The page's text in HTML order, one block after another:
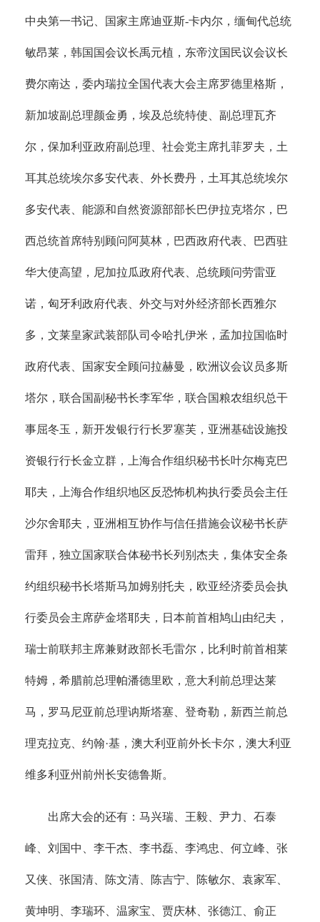
中央第一书记、国家主席迪亚斯-卡内尔，缅甸代总统
敏昂莱，韩国国会议长禹元植，东帝汶国民议会议长
费尔南达，委内瑞拉全国代表大会主席罗德里格斯，
新加坡副总理颜金勇，埃及总统特使、副总理瓦齐
尔，保加利亚政府副总理、社会党主席扎菲罗夫，土
耳其总统埃尔多安代表、外长费丹，土耳其总统埃尔
多安代表、能源和自然资源部部长巴伊拉克塔尔，巴
西总统首席特别顾问阿莫林，巴西政府代表、巴西驻
华大使高望，尼加拉瓜政府代表、总统顾问劳雷亚
诺，匈牙利政府代表、外交与对外经济部长西雅尔
多，文莱皇家武装部队司令哈扎伊米，孟加拉国临时
政府代表、国家安全顾问拉赫曼，欧洲议会议员多斯
塔尔，联合国副秘书长李军华，联合国粮农组织总干
事屈冬玉，新开发银行行长罗塞芙，亚洲基础设施投
资银行行长金立群，上海合作组织秘书长叶尔梅克巴
耶夫，上海合作组织地区反恐怖机构执行委员会主任
沙尔舍耶夫，亚洲相互协作与信任措施会议秘书长萨
雷拜，独立国家联合体秘书长列别杰夫，集体安全条
约组织秘书长塔斯马加姆别托夫，欧亚经济委员会执
行委员会主席萨金塔耶夫，日本前首相鸠山由纪夫，
瑞士前联邦主席兼财政部长毛雷尔，比利时前首相莱
特姆，希腊前总理帕潘德里欧，意大利前总理达莱
马，罗马尼亚前总理讷斯塔塞、登奇勒，新西兰前总
理克拉克、约翰·基，澳大利亚前外长卡尔，澳大利亚
维多利亚州前州长安德鲁斯。
出席大会的还有：马兴瑞、王毅、尹力、石泰
峰、刘国中、李干杰、李书磊、李鸿忠、何立峰、张
又侠、张国清、陈文清、陈吉宁、陈敏尔、袁家军、
黄坤明、李瑞环、温家宝、贾庆林、张德江、俞正